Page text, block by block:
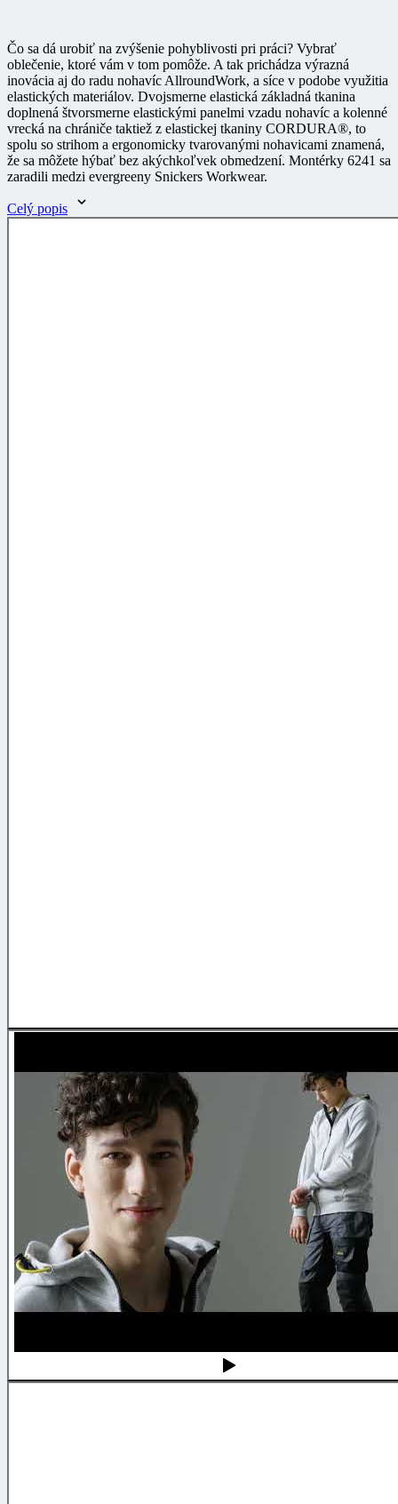
doplnená štvorsmerne elastickými panelmi vzadu nohavíc a kolenné
vrecká na chrániče taktiež z elastickej tkaninyCORDURA®, to
spolu so strihom a ergonomicky tvarovanými nohavicami znamená,
že sa môžete hýbať bez akýchkoľvek obmedzení. Montérky 6241 sa
zaradili medzi evergreeny Snickers Workwear.
Celý popis